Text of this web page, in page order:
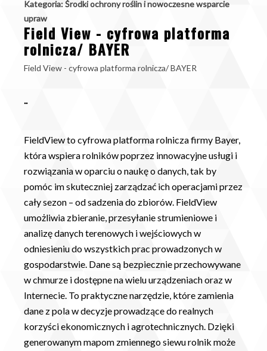
Kategoria: Środki ochrony roślin i nowoczesne wsparcie
upraw
Field View - cyfrowa platforma
rolnicza/ BAYER
Field View - cyfrowa platforma rolnicza/ BAYER
..
FieldView to cyfrowa platforma rolnicza firmy Bayer,
która wspiera rolników poprzez innowacyjne usługi i
rozwiązania w oparciu o naukę o danych, tak by
pomóc im skuteczniej zarządzać ich operacjami przez
cały sezon – od sadzenia do zbiorów. FieldView
umożliwia zbieranie, przesyłanie strumieniowe i
analizę danych terenowych i wejściowych w
odniesieniu do wszystkich prac prowadzonych w
gospodarstwie. Dane są bezpiecznie przechowywane
w chmurze i dostępne na wielu urządzeniach oraz w
Internecie. To praktyczne narzędzie, które zamienia
dane z pola w decyzje prowadzące do realnych
korzyści ekonomicznych i agrotechnicznych. Dzięki
generowanym mapom zmiennego siewu rolnik może